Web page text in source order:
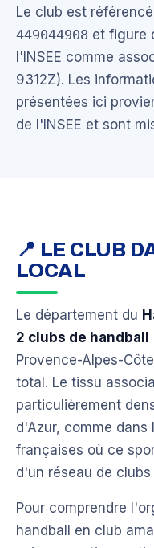
Le club est
449044908 et figure
l'INSEE comme
9312Z). Les
présentées ici
de l'INSEE et sont
📍 LE CLUB
LOCAL
Le département du
2 clubs de handball
Provence-Alpes-
total. Le tissu
particulièrement
d'Azur, comme dans
françaises où ce
d'un réseau de
Pour comprendre
handball en club